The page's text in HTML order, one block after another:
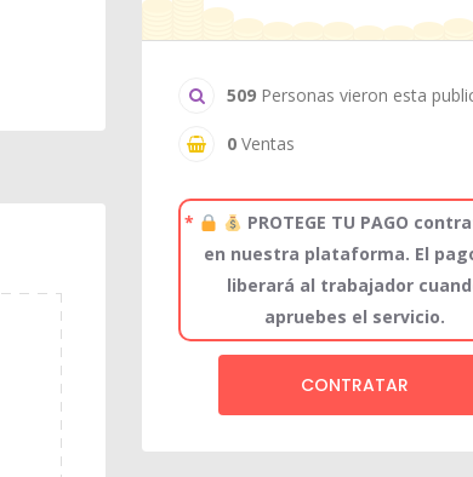
509 Personas vieron esta
0 Ventas
*
PROTEGE TU PAGO
en nuestra plataforma. El
liberará al trabajador
apruebes el servicio.
CONTRATAR